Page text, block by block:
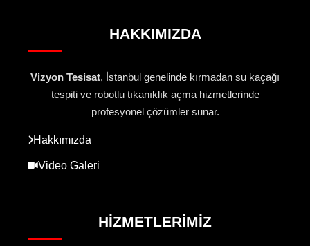
HAKKIMIZDA
Vizyon Tesisat, İstanbul genelinde kırmadan su kaçağı
tespiti ve robotlu tıkanıklık açma hizmetlerinde
profesyonel çözümler sunar.
Hakkımızda
Video Galeri
HIZMETLERIMIZ